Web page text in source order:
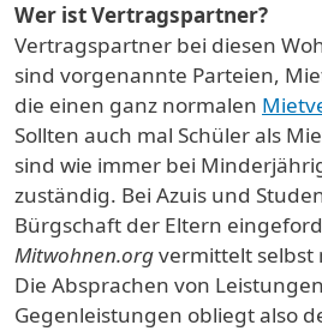
Wer ist Vertragspartner?
Vertragspartner bei diesen
sind vorgenannte Parteien,
die einen ganz normalen
Sollten auch mal Schüler als
sind wie immer bei
zuständig. Bei Azuis und
Bürgschaft der Eltern
Mitwohnen.orgvermittelt selbst
Die Absprachen von
Gegenleistungen obliegt also